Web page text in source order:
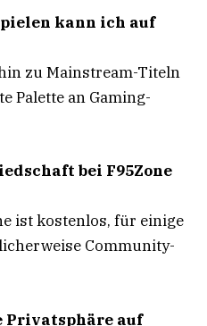
kann ich auf
zu Mainstream-Titeln
Palette an Gaming-
bei F95Zone
ist kostenlos, für einige
Community-
Privatsphäre auf